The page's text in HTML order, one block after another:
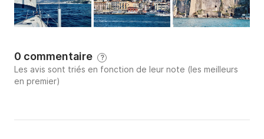
0 commentaire ?
Les avis sont triés en fonction de leur note (les meilleurs
en premier)